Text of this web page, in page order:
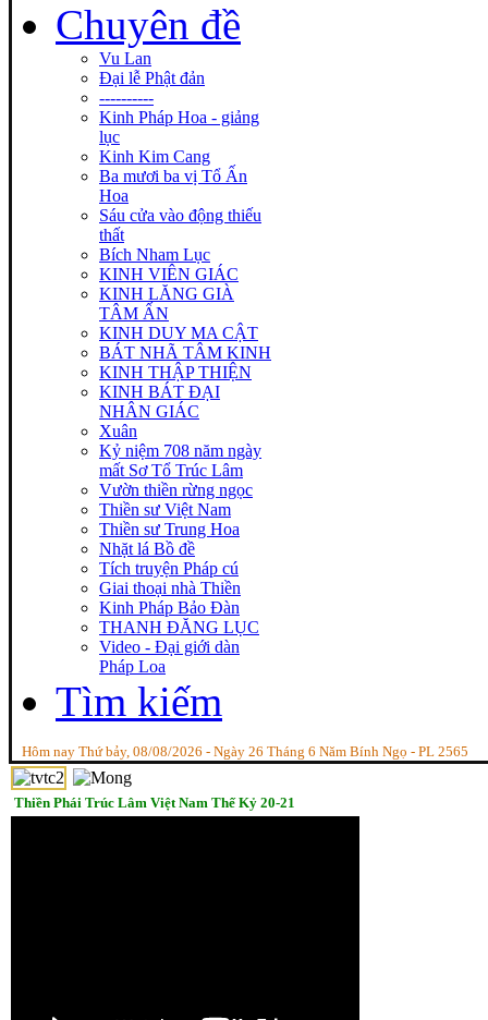
Chuyên đề
Vu Lan
Đại lễ Phật đản
----------
Kinh Pháp Hoa - giảng
lục
Kinh Kim Cang
Ba mươi ba vị Tổ Ấn
Hoa
Sáu cửa vào động thiếu
thất
Bích Nham Lục
KINH VIÊN GIÁC
KINH LĂNG GIÀ
TÂM ẤN
KINH DUY MA CẬT
BÁT NHÃ TÂM KINH
KINH THẬP THIỆN
KINH BÁT ĐẠI
NHÂN GIÁC
Xuân
Kỷ niệm 708 năm ngày
mất Sơ Tổ Trúc Lâm
Vườn thiền rừng ngọc
Thiền sư Việt Nam
Thiền sư Trung Hoa
Nhặt lá Bồ đề
Tích truyện Pháp cú
Giai thoại nhà Thiền
Kinh Pháp Bảo Đàn
THANH ĐĂNG LỤC
Video - Đại giới dàn
Pháp Loa
Tìm kiếm
Hôm nay Thứ bảy, 08/08/2026 - Ngày 26 Tháng 6 Năm Bính Ngọ - PL 2565
Thiền Phái Trúc Lâm Việt Nam Thế Kỷ 20-21